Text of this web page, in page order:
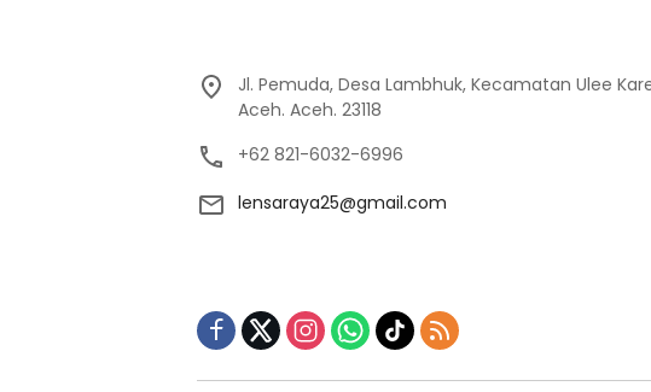
Jl. Pemuda, Desa Lambhuk, Kecamatan Ulee
Aceh. Aceh. 23118
+62 821-6032-6996
lensaraya25@gmail.com